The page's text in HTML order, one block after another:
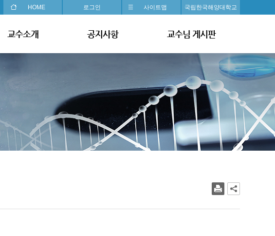
HOME 로그인 사이트맵 국립한국해양대학교
교수소개 공지사항 교수님 게시판